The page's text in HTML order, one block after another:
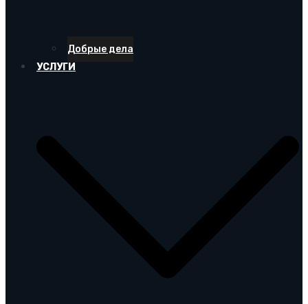
Добрые дела
УСЛУГИ